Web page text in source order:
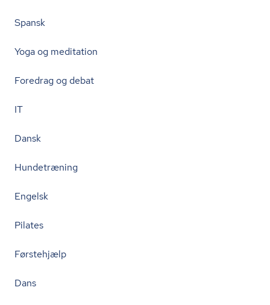
Spansk
Yoga og meditation
Foredrag og debat
IT
Dansk
Hundetræning
Engelsk
Pilates
Førstehjælp
Dans